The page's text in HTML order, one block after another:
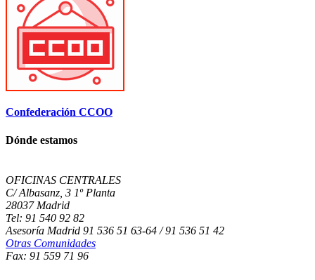
Confederación CCOO
Dónde estamos
OFICINAS CENTRALES
C/ Albasanz, 3 1º Planta
28037 Madrid
Tel: 91 540 92 82
Asesoría Madrid 91 536 51 63-64 / 91 536 51 42
Otras Comunidades
Fax: 91 559 71 96